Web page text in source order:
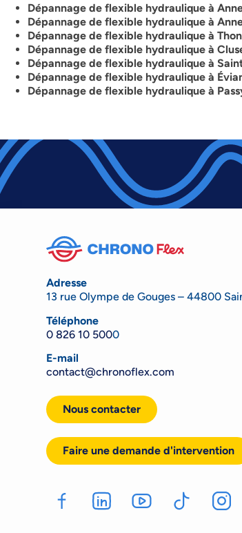
Dépannage de flexible hydraulique à
Dépannage de flexible hydraulique à
Dépannage de flexible hydraulique à
Dépannage de flexible hydraulique à
Dépannage de flexible hydraulique à
Dépannage de flexible hydraulique à
Dépannage de flexible hydraulique à
Adresse
13 rue Olympe de Gouges – 44800
Téléphone
0 826 10 5000
E-mail
contact@chronoflex.com
Nous contacter
Faire une demande d'intervention